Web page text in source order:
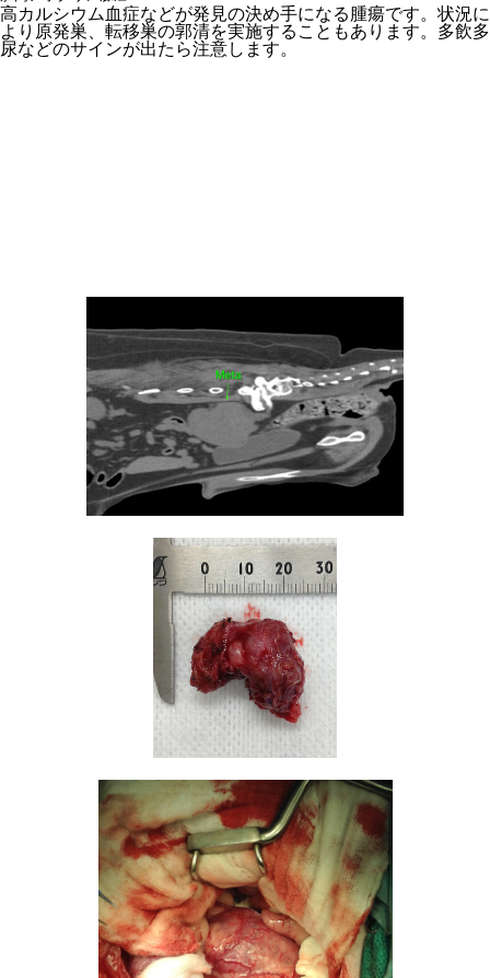
高カルシウム血症などが発見の決め手になる腫瘍です。状況に
より原発巣、転移巣の郭清を実施することもあります。多飲多
尿などのサインが出たら注意します。